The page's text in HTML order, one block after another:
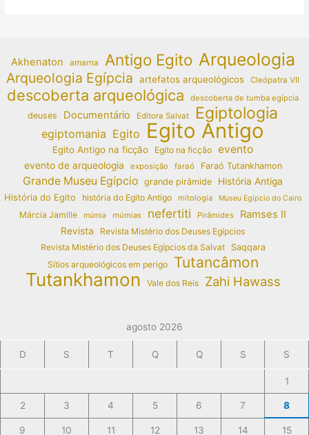
Akhenaton amarna Antigo Egito Arqueologia
Arqueologia Egípcia artefatos arqueológicos Cleópatra VII
descoberta arqueológica descoberta de tumba egípcia
deuses Documentário Editora Salvat Egiptologia
egiptomania Egito Egito Antigo
Egito Antigo na ficção Egito na ficção evento
evento de arqueologia exposição faraó Faraó Tutankhamon
Grande Museu Egípcio grande pirâmide
História Antiga
História do Egito
história do Egito Antigo mitologia Museu Egípcio do Cairo
Márcia Jamille múmia múmias nefertiti Pirâmides Ramses II
Revista
Revista Mistério dos Deuses Egípcios
Revista Mistério dos Deuses Egípcios da Salvat
Saqqara
Sítios arqueológicos em perigo
Tutancâmon
Tutankhamon Vale dos Reis Zahi Hawass
agosto 2026
D S T Q Q S S
1
2 3 4 5 6 7 8
9 10 11 12 13 14 15